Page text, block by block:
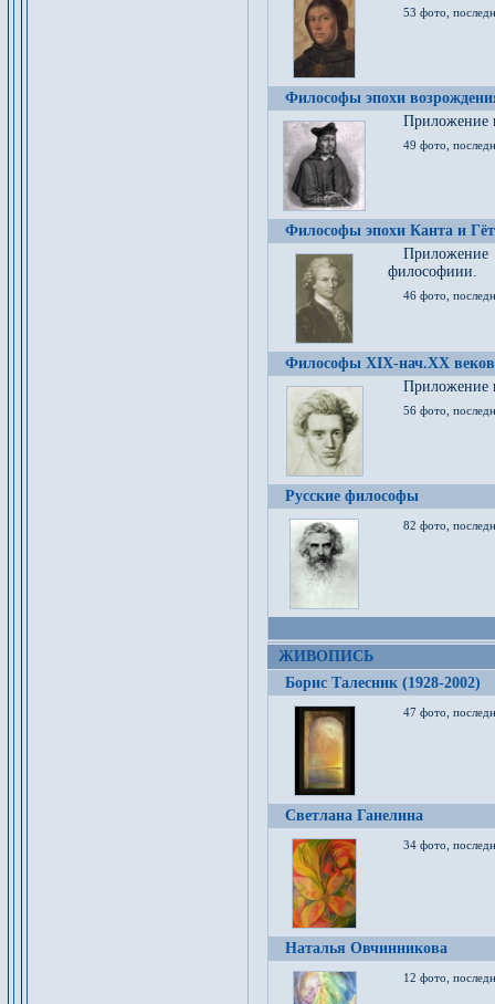
53 фото,
Философы эпохи
Приложение
49 фото,
Философы эпохи Канта и
философиии.
46 фото,
Философы XIX-нач.XX веков
Приложение
56 фото,
Русские философы
82 фото,
ЖИВОПИСЬ
Борис Талесник (1928-2002)
47 фото,
Светлана Ганелина
34 фото,
Наталья Овчинникова
12 фото,